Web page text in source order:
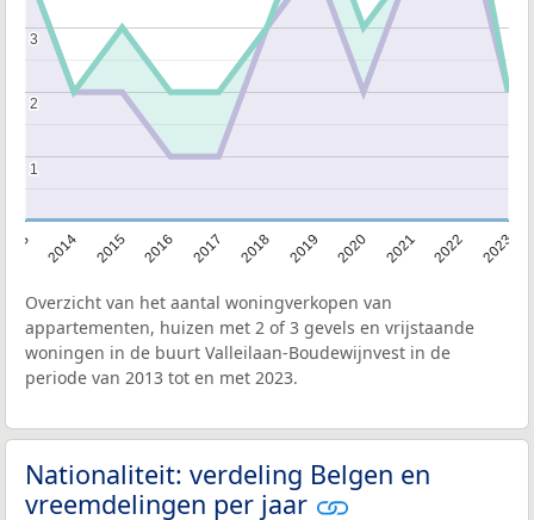
2014 2015 2016 2017 2018 2019 2020 2021 2022 2023
11
2
2
3
3
Overzicht van het aantal woningverkopen van
appartementen, huizen met 2 of 3 gevels en vrijstaande
woningen in de buurt Valleilaan-Boudewijnvest in de
periode van 2013 tot en met 2023.
Nationaliteit: verdeling Belgen en
vreemdelingen per jaar